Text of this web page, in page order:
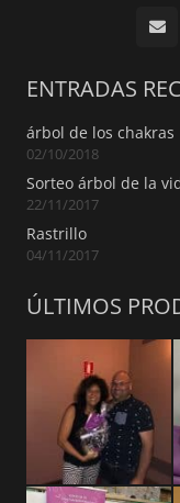
ENTRADAS
árbol de los chakras
02/10/2018
Sorteo árbol de la
22/11/2017
Rastrillo
04/11/2017
ÚLTIMOS